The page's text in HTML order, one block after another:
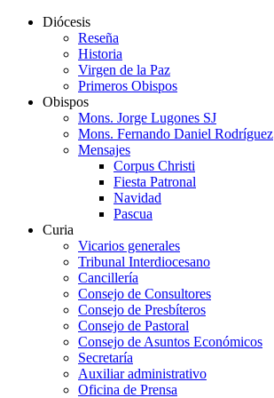
Diócesis
Reseña
Historia
Virgen de la Paz
Primeros Obispos
Obispos
Mons. Jorge Lugones SJ
Mons. Fernando Daniel Rodríguez
Mensajes
Corpus Christi
Fiesta Patronal
Navidad
Pascua
Curia
Vicarios generales
Tribunal Interdiocesano
Cancillería
Consejo de Consultores
Consejo de Presbíteros
Consejo de Pastoral
Consejo de Asuntos Económicos
Secretaría
Auxiliar administrativo
Oficina de Prensa